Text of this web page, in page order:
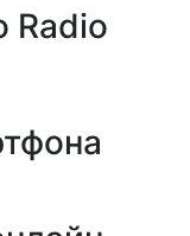
Radio